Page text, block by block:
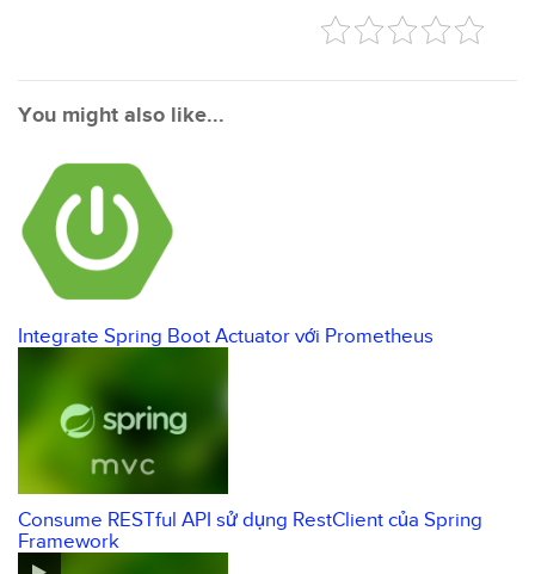
You might also like...
Integrate Spring Boot Actuator với Prometheus
Consume RESTful API sử dụng RestClient của Spring
Framework